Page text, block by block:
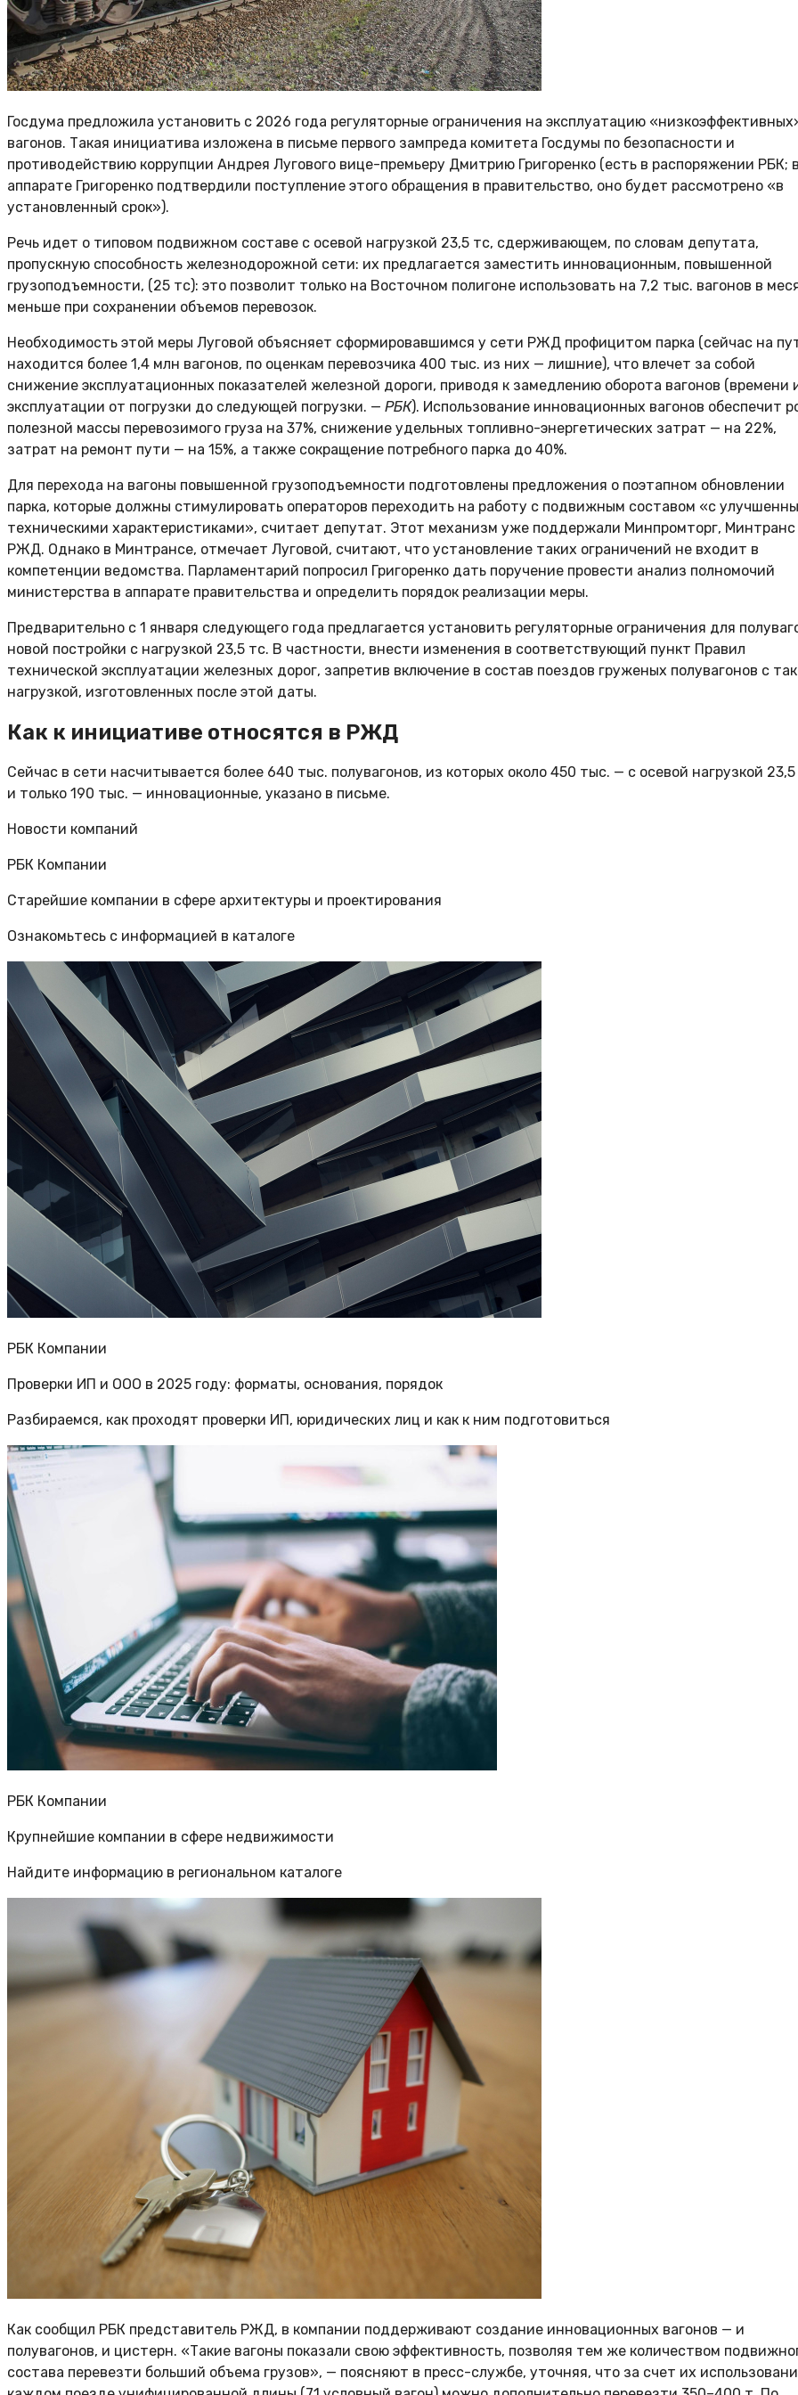
Госдума предложила установить с 2026 года регуляторные ограничения на эксплуатацию
вагонов. Такая инициатива изложена в письме первого зампреда комитета Госдумы по безопасности и
противодействию коррупции Андрея Лугового вице-премьеру Дмитрию Григоренко (есть в распоряжении РБК; в
аппарате Григоренко подтвердили поступление этого обращения в правительство, оно будет рассмотрено «в
установленный срок»).
Речь идет о типовом подвижном составе с осевой нагрузкой 23,5 тс, сдерживающем, по словам депутата,
пропускную способность железнодорожной сети: их предлагается заместить инновационным, повышенной
грузоподъемности, (25 тс): это позволит только на Восточном полигоне использовать на 7,2 тыс. вагонов в
меньше при сохранении объемов перевозок.
Необходимость этой меры Луговой объясняет сформировавшимся у сети РЖД профицитом парка (сейчас на
находится более 1,4 млн вагонов, по оценкам перевозчика 400 тыс. из них — лишние), что влечет за собой
снижение эксплуатационных показателей железной дороги, приводя к замедлению оборота вагонов (времени
эксплуатации от погрузки до следующей погрузки. — РБК). Использование инновационных вагонов обеспечит
полезной массы перевозимого груза на 37%, снижение удельных топливно-энергетических затрат — на 22%,
затрат на ремонт пути — на 15%, а также сокращение потребного парка до 40%.
Для перехода на вагоны повышенной грузоподъемности подготовлены предложения о поэтапном обновлении
парка, которые должны стимулировать операторов переходить на работу с подвижным составом «с
техническими характеристиками», считает депутат. Этот механизм уже поддержали Минпромторг, Минтранс
РЖД. Однако в Минтрансе, отмечает Луговой, считают, что установление таких ограничений не входит в
компетенции ведомства. Парламентарий попросил Григоренко дать поручение провести анализ полномочий
министерства в аппарате правительства и определить порядок реализации меры.
Предварительно с 1 января следующего года предлагается установить регуляторные ограничения для
новой постройки с нагрузкой 23,5 тс. В частности, внести изменения в соответствующий пункт Правил
технической эксплуатации железных дорог, запретив включение в состав поездов груженых полувагонов с
нагрузкой, изготовленных после этой даты.
Как к инициативе относятся в РЖД
Сейчас в сети насчитывается более 640 тыс. полувагонов, из которых около 450 тыс. — с осевой нагрузкой
и только 190 тыс. — инновационные, указано в письме.
Новости компаний
РБК Компании
Старейшие компании в сфере архитектуры и проектирования
Ознакомьтесь с информацией в каталоге
РБК Компании
Проверки ИП и ООО в 2025 году: форматы, основания, порядок
Разбираемся, как проходят проверки ИП, юридических лиц и как к ним подготовиться
РБК Компании
Крупнейшие компании в сфере недвижимости
Найдите информацию в региональном каталоге
Как сообщил РБК представитель РЖД, в компании поддерживают создание инновационных вагонов — и
полувагонов, и цистерн. «Такие вагоны показали свою эффективность, позволяя тем же количеством
состава перевезти больший объема грузов», — поясняют в пресс-службе, уточняя, что за счет их